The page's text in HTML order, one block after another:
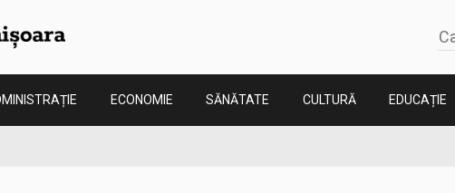
ECONOMIE SĂNĂTATE CULTURĂ EDUCAȚIE